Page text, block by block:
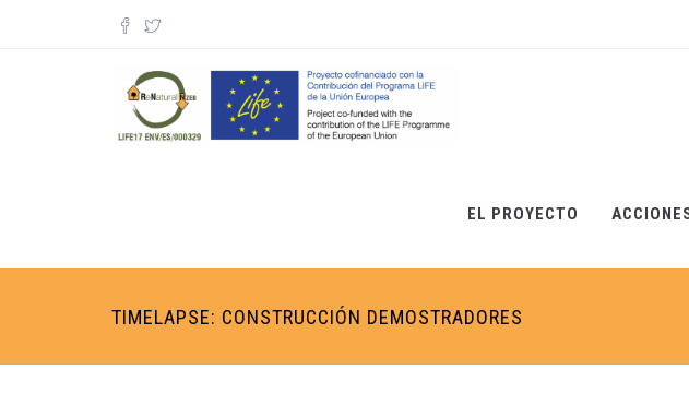
Pasar al contenido principal
Formulario de búsqueda
EL PROYECTO
TIMELAPSE: CONSTRUCCIÓN DEMOSTRADORES